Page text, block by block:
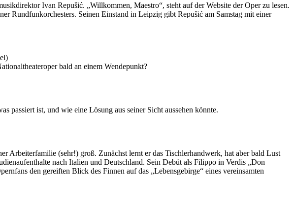
Ivan Repušić. „Willkommen, Maestro“, steht auf der Website der Oper zu lesen.
Rundfunkorchesters. Seinen Einstand in Leipzig gibt Repušić am Samstag mit einer
bald an einem Wendepunkt?
ist, und wie eine Lösung aus seiner Sicht aussehen könnte.
Arbeiterfamilie (sehr!) groß. Zunächst lernt er das Tischlerhandwerk, hat aber bald Lust
nach Italien und Deutschland. Sein Debüt als Filippo in Verdis „Don
den gereiften Blick des Finnen auf das „Lebensgebirge“ eines vereinsamten